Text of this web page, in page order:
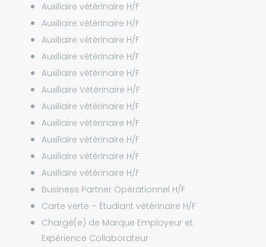
Auxiliaire vétérinaire H/F
Auxiliaire vétérinaire H/F
Auxiliaire vétérinaire H/F
Auxiliaire vétérinaire H/F
Auxiliaire vétérinaire H/F
Auxiliaire Vétérinaire H/F
Auxiliaire vétérinaire H/F
Auxiliaire vétérinaire H/F
Auxiliaire vétérinaire H/F
Auxiliaire vétérinaire H/F
Auxiliaire vétérinaire H/F
Business Partner Opérationnel H/F
Carte verte – Étudiant vétérinaire H/F
Chargé(e) de Marque Employeur et
Expérience Collaborateur